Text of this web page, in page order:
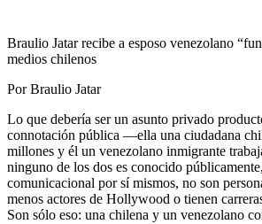
Braulio Jatar recibe a esposo venezolano
medios chilenos
Por Braulio Jatar
Lo que debería ser un asunto privado
connotación pública —ella una ciudadana
millones y él un venezolano inmigrante
ninguno de los dos es conocido
comunicacional por sí mismos, no son
menos actores de Hollywood o tienen
Son sólo eso: una chilena y un venezolano